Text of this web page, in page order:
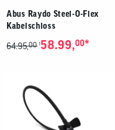
Abus Raydo Steel-O-Flex
Kabelschloss
64.95,00 158.99,00*